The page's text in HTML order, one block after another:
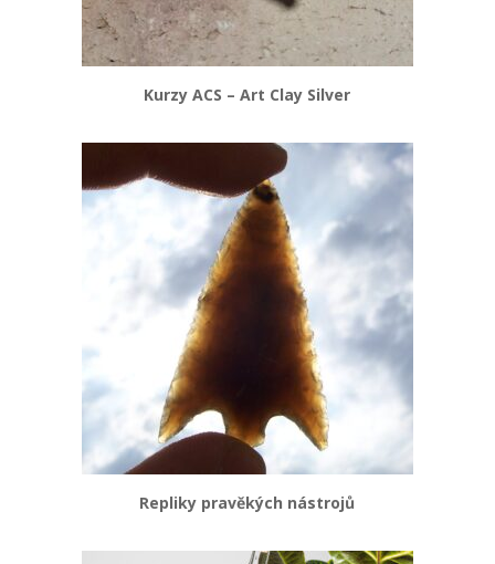
Kurzy ACS – Art Clay Silver
Repliky pravěkých nástrojů